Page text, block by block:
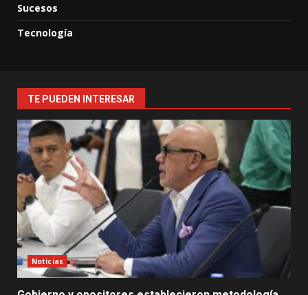
Sucesos
Tecnología
TE PUEDEN INTERESAR
Noticias